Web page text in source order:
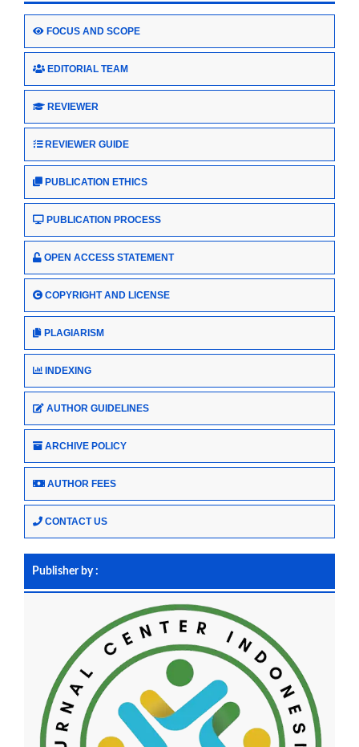
FOCUS AND SCOPE
EDITORIAL TEAM
REVIEWER
REVIEWER GUIDE
PUBLICATION ETHICS
PUBLICATION PROCESS
OPEN ACCESS STATEMENT
COPYRIGHT AND LICENSE
PLAGIARISM
INDEXING
AUTHOR GUIDELINES
ARCHIVE POLICY
AUTHOR FEES
CONTACT US
Publisher by :